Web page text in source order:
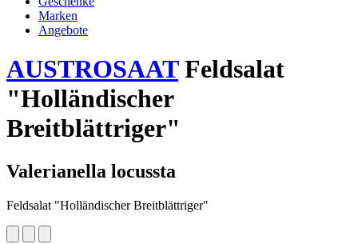
Marken
Angebote
AUSTROSAATFeldsalat
"Holländischer
Breitblättriger"
Valerianella locussta
Feldsalat "Holländischer Breitblättriger"